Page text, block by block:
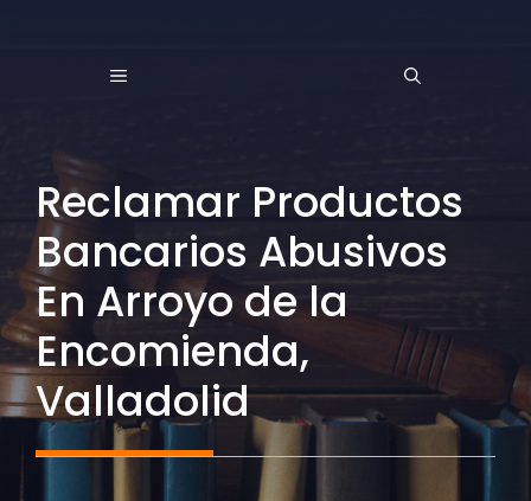
MENÚ
Reclamar Productos
Bancarios Abusivos
En Arroyo de la
Encomienda,
Valladolid